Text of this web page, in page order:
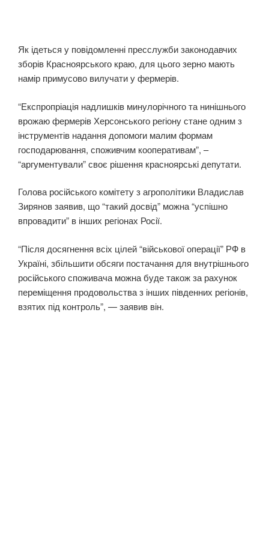
Як ідеться у повідомленні пресслужби законодавчих
зборів Красноярського краю, для цього зерно мають
намір примусово вилучати у фермерів.
“Експропріація надлишків минулорічного та нинішнього
врожаю фермерів Херсонського регіону стане одним з
інструментів надання допомоги малим формам
господарювання, споживчим кооперативам”, –
“аргументували” своє рішення красноярські депутати.
Голова російського комітету з агрополітики Владислав
Зирянов заявив, що “такий досвід” можна “успішно
впровадити” в інших регіонах Росії.
“Після досягнення всіх цілей “військової операції” РФ в
Україні, збільшити обсяги постачання для внутрішнього
російського споживача можна буде також за рахунок
переміщення продовольства з інших південних регіонів,
взятих під контроль”, — заявив він.